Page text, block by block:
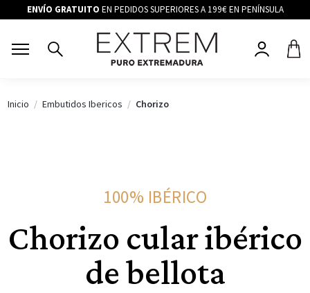
ENVÍO GRATUITO EN PEDIDOS SUPERIORES A 199€ EN PENÍNSULA
Inicio Embutidos Ibericos Chorizo
100% IBÉRICO
Chorizo cular ibérico
de bellota